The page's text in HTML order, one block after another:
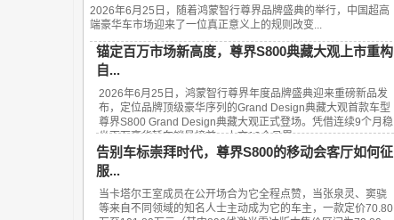
2026年6月25日，随着鸿蒙智行尊界品牌盛典的举行，中国超高
端豪华车市场迎来了一位真正意义上的规则改变...
锚定百万市场新高度，尊界S800典藏大观上市重构
自...
2026年6月25日，鸿蒙智行尊界年度品牌盛典迎来重磅新品发
布，定位品牌顶级豪华序列的Grand Design典藏大观首款车型
尊界S800 Grand Design典藏大观正式登场。凭借连续9个月稳
坐百万豪华轿车销量榜首、上市13个月累...
告别车标崇拜时代，尊界S800的移动会客厅如何征
服...
当卡塔尔王室成员在公开场合为它全程点赞，当张泉灵、窦骁
等来自不同领域的知名人士主动成为它的车主，一款定价70.80